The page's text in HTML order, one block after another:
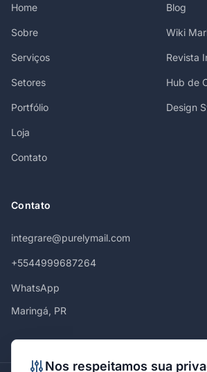
Home
Sobre
Serviços
Setores
Portfólio
Loja
Contato
Blog
Wiki
Revista
Hub de
Design
Contato
integrare@purelymail.com
+5544999687264
WhatsApp
Maringá, PR
Nos respeitamos sua